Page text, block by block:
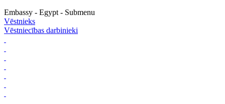
Embassy - Egypt - Submenu
Vēstnieks
Vēstniecības darbinieki